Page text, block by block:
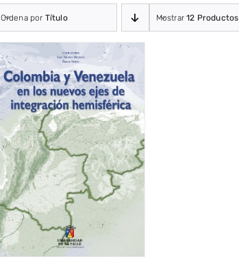
Ordena por Título Mostrar12 Productos